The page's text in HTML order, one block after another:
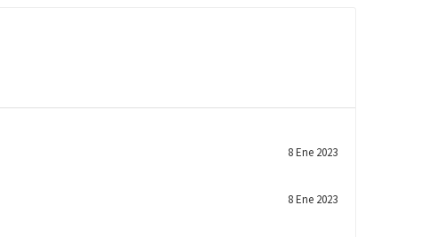
8 Ene 2023
8 Ene 2023